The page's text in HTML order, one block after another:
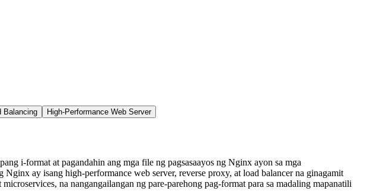
Balancing High-Performance Web Server
i-format at pagandahin ang mga file ng pagsasaayos ng Nginx ayon sa mga
ay isang high-performance web server, reverse proxy, at load balancer na ginagamit
na nangangailangan ng pare-parehong pag-format para sa madaling mapanatili